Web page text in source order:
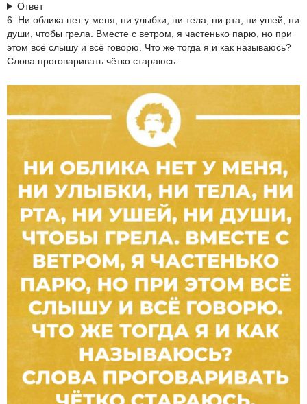
Ответ
6. Ни облика нет у меня, ни улыбки, ни тела, ни рта, ни ушей, ни
души, чтобы грела. Вместе с ветром, я частенько парю, но при
этом всё слышу и всё говорю. Что же тогда я и как называюсь?
Слова проговаривать чётко стараюсь.